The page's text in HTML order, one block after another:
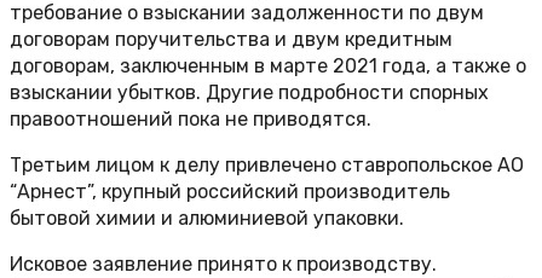
требование о взыскании задолженности по двум
договорам поручительства и двум кредитным
договорам, заключенным в марте 2021 года, а также о
взыскании убытков. Другие подробности спорных
правоотношений пока не приводятся.
Третьим лицом к делу привлечено ставропольское АО
“Арнест”, крупный российский производитель
бытовой химии и алюминиевой упаковки.
Исковое заявление принято к производству.